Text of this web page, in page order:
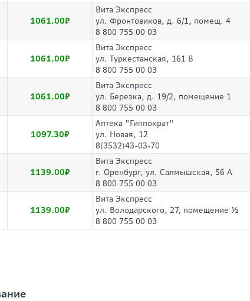
1061.00
Вита Экспресс
ул. Фронтовиков, д. 6/1, помещ. 4
8 800 755 00 03
1061.00
Вита Экспресс
ул. Туркестанская, 161 В
8 800 755 00 03
1061.00
Вита Экспресс
ул. Березка, д. 19/2, помещение 1
8 800 755 00 03
1097.30
Аптека "Гиппократ"
ул. Новая, 12
8(3532)43-03-70
1139.00
Вита Экспресс
г. Оренбург, ул. Салмышская, 56 А
8 800 755 00 03
1139.00
Вита Экспресс
ул. Володарского, 27, помещение ½
8 800 755 00 03